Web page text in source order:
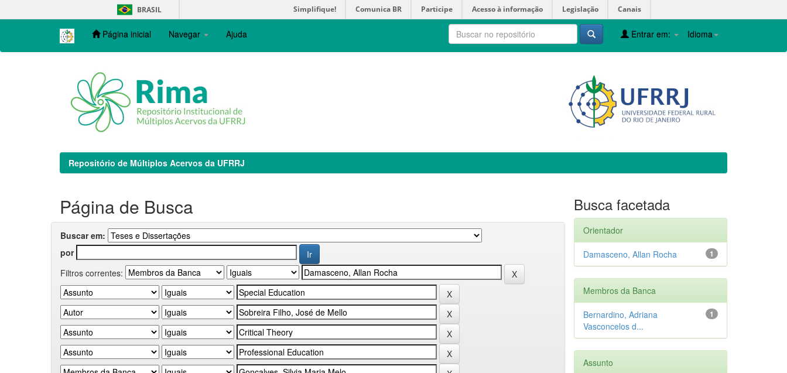
navigation
BRASIL Simplifique! Comunica BR Participe Acesso à informação Legislação Canais
Página inicial Navegar Ajuda Idioma
Entrar em:
Repositório de Múltiplos Acervos da UFRRJ
Página de Busca
Buscar em:
por
Filtros correntes:
Busca facetada
Orientador
1
Damasceno, Allan Rocha
Membros da Banca
1
Bernardino, Adriana
Vasconcelos d...
Assunto